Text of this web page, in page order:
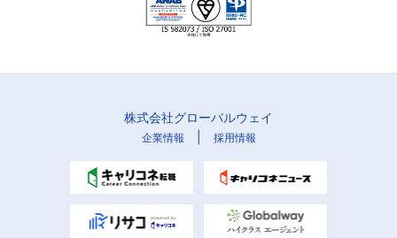
株式会社グローバルウェイ
企業情報 採用情報